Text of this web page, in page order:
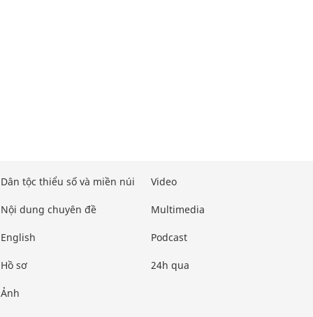
Dân tộc thiểu số và miền núi
Nội dung chuyên đề
English
Hồ sơ
Ảnh
Video
Multimedia
Podcast
24h qua